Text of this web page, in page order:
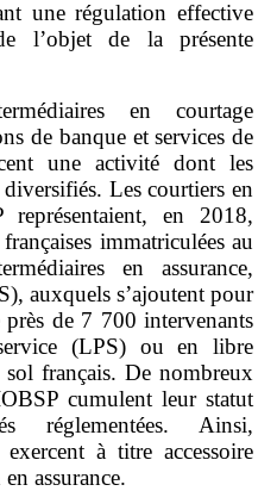
une régulation effective
l’objet de la présente
en courtage
de banque et services de
une activité dont les
Les courtiers en
représentaient, en 2018,
immatriculées au
en assurance,
auxquels s’ajoutent pour
près de 7 700 intervenants
(LPS) ou en libre
français. De nombreux
cumulent leur statut
réglementées. Ainsi,
à titre accessoire
assurance.